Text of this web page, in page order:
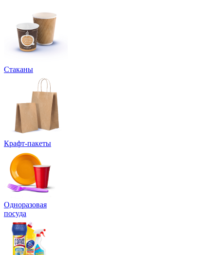
Стаканы
Крафт-пакеты
Одноразовая
посуда